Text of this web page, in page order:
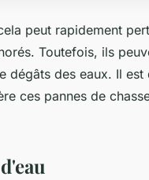
peut rapidement
Toutefois, ils
dégâts des eaux. Il est
ces pannes de